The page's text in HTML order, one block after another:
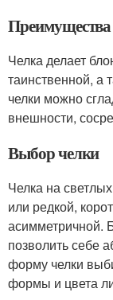
Челка делает
таинственной,
челки можно
внешности,
Выбор челки
Челка на
или редкой,
асимметричной.
позволить себе
форму челки
формы и цвета